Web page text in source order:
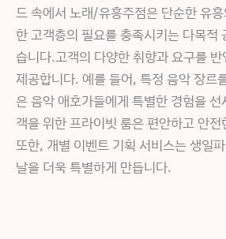
드 속에서 노래/유흥주점은 단순한 유
한 고객층의 필요를 충족시키는 다목적
습니다.고객의 다양한 취향과 요구를
제공합니다. 예를 들어, 특정 음악 장르
은 음악 애호가들에게 특별한 경험을
객을 위한 프라이빗 룸은 편안하고 안
또한, 개별 이벤트 기획 서비스는 생일
날을 더욱 특별하게 만듭니다.